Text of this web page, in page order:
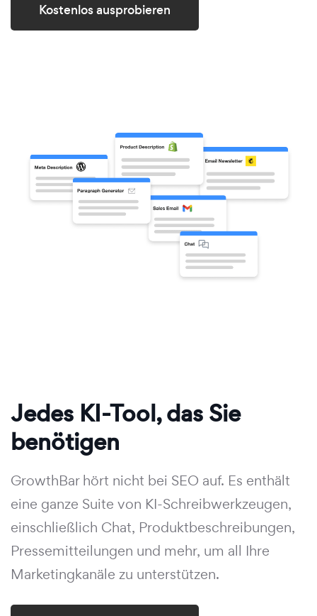
Kostenlos ausprobieren
Jedes KI-Tool, das Sie
benötigen
GrowthBar hört nicht bei SEO auf. Es enthält
eine ganze Suite von KI-Schreibwerkzeugen,
einschließlich Chat, Produktbeschreibungen,
Pressemitteilungen und mehr, um all Ihre
Marketingkanäle zu unterstützen.